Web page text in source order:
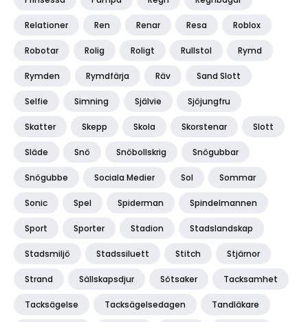
Relationer Ren Renar Resa Roblox
Robotar Rolig Roligt Rullstol Rymd
Rymden Rymdfärja Räv Sand Slott
Selfie Simning Självie Sjöjungfru
Skatter Skepp Skola Skorstenar Slott
Släde Snö Snöbollskrig Snögubbar
Snögubbe Sociala Medier Sol Sommar
Sonic Spel Spiderman Spindelmannen
Sport Sporter Stadion Stadslandskap
Stadsmiljö Stadssiluett Stitch Stjärnor
Strand Sällskapsdjur Sötsaker Tacksamhet
Tacksägelse Tacksägelsedagen Tandläkare